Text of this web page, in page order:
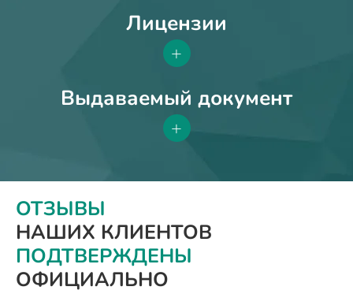
Лицензии
+
Выдаваемый документ
+
ОТЗЫВЫ
НАШИХ КЛИЕНТОВ
ПОДТВЕРЖДЕНЫ
ОФИЦИАЛЬНО